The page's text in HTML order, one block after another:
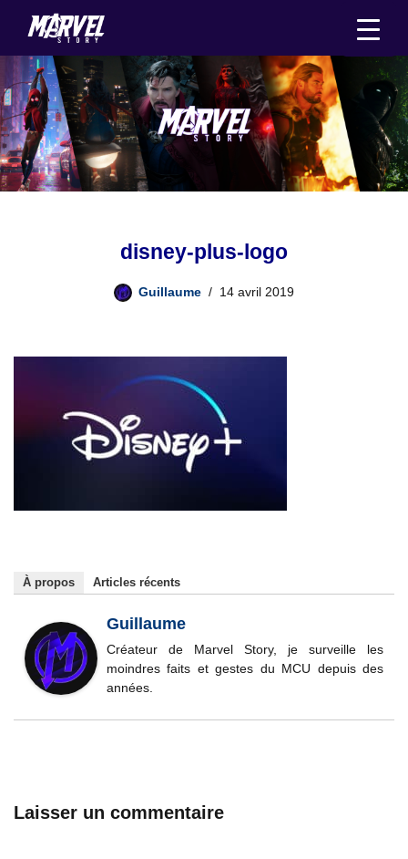
au
contenu
disney-plus-logo
Guillaume 14 avril 2019
À propos Articles récents
Guillaume
Créateur de Marvel Story, je surveille les
moindres faits et gestes du MCU depuis des
années.
Laisser un commentaire